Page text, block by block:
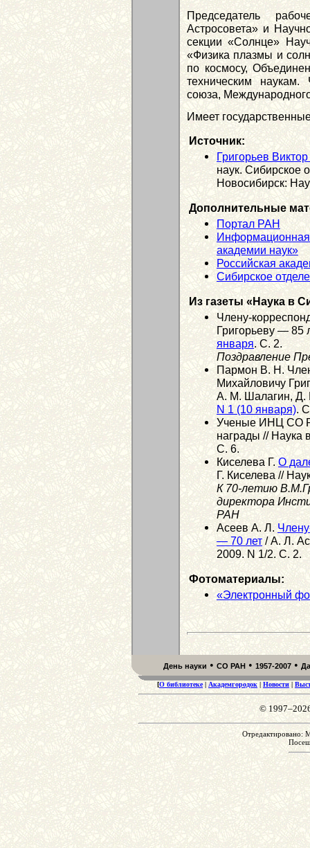
Председатель
Астросовета» и
секции «Солнце»
«Физика плазмы и
по космосу,
техническим наукам.
союза,
Имеет
Источник:
Григорьев
наук. Сибирское
Новосибирск:
Дополнительные
Портал РАН
Информационная
академии наук»
Российская
Сибирское
Из газеты «Наука в
Члену-
Григорьеву — 85
января. С. 2.
Поздравление
Пармон В. Н.
Михайловичу
А. М. Шалагин, Д.
N 1 (10 января).
Ученые ИНЦ СО
награды // Наука
С. 6.
Киселева Г.О
Г. Киселева //
К 70-летию
директора
РАН
Асеев А. Л.
— 70 лет/ А. Л.
2009. N 1/2. С. 2.
Фотоматериалы:
«Электронный
День науки • СО РАН • 1957-2007 •
[О библиотеке| Академгородок| Новости |
©
Отредактировано: